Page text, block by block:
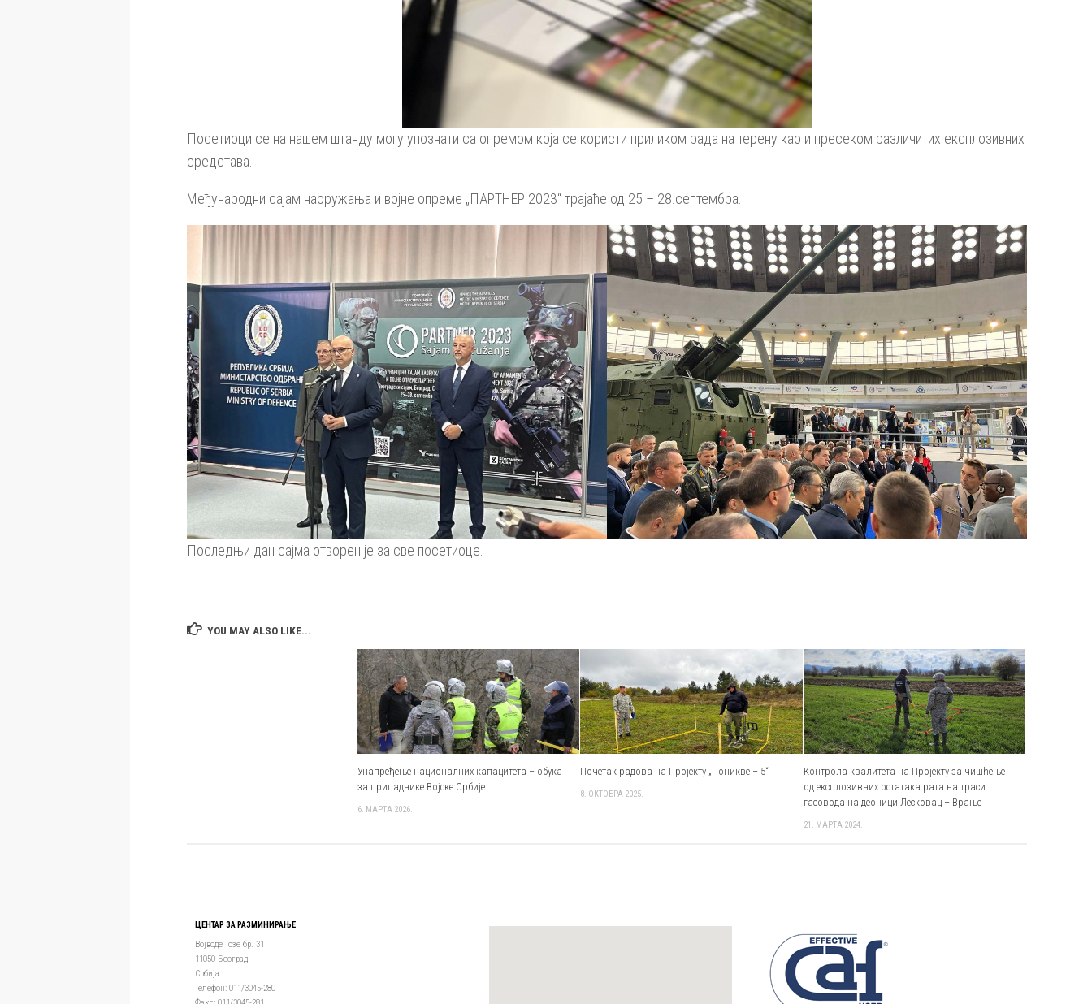
Посетиоци се на нашем штанду могу упознати са опремом која се користи приликом рада на терену као и пресеком различитих експлозивних
средстава.
Међународни сајам наоружања и војне опреме „ПАРТНЕР 2023“ трајаће од 25 – 28.септембра.
Последњи дан сајма отворен је за све посетиоце.
YOU MAY ALSO LIKE...
Унапређење националних капацитета – обука
за припаднике Војске Србије
6. МАРТА 2026.
Почетак радова на Пројекту „Поникве – 5“
8. ОКТОБРА 2025.
Контрола квалитета на Пројекту за чишћење
од експлозивних остатака рата на траси
гасовода на деоници Лесковац – Врање
21. МАРТА 2024.
ЦЕНТАР ЗА РАЗМИНИРАЊЕ
Војводе Тозе бр. 31
11050 Београд
Србија
Телефон: 011/3045-280